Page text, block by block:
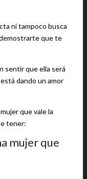
ni tampoco busca
que te
sentir que ella será
dando un amor
que vale la
tener:
mujer que